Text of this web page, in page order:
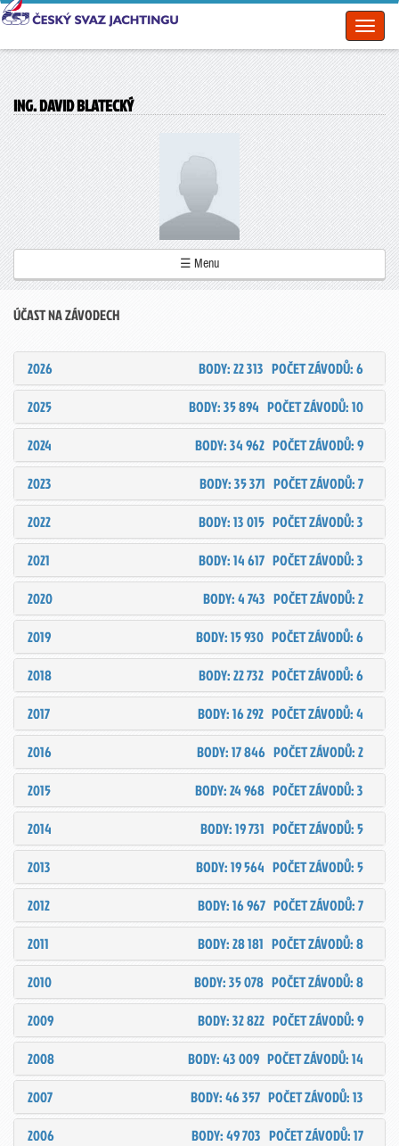
ING. DAVID BLATECKÝ
☰ Menu
ÚČAST NA ZÁVODECH
2026 POČET ZÁVODŮ: 6
BODY: 22 313
2025
POČET ZÁVODŮ: 10
BODY: 35 894
2024
POČET ZÁVODŮ: 9
BODY: 34 962
2023
POČET ZÁVODŮ: 7
BODY: 35 371
2022
POČET ZÁVODŮ: 3
BODY: 13 015
2021
POČET ZÁVODŮ: 3
BODY: 14 617
2020
POČET ZÁVODŮ: 2
BODY: 4 743
2019
POČET ZÁVODŮ: 6
BODY: 15 930
2018
POČET ZÁVODŮ: 6
BODY: 22 732
2017
POČET ZÁVODŮ: 4
BODY: 16 292
2016
POČET ZÁVODŮ: 2
BODY: 17 846
2015
POČET ZÁVODŮ: 3
BODY: 24 968
2014
POČET ZÁVODŮ: 5
BODY: 19 731
2013
POČET ZÁVODŮ: 5
BODY: 19 564
2012
POČET ZÁVODŮ: 7
BODY: 16 967
2011
POČET ZÁVODŮ: 8
BODY: 28 181
2010
POČET ZÁVODŮ: 8
BODY: 35 078
2009
POČET ZÁVODŮ: 9
BODY: 32 822
2008
POČET ZÁVODŮ: 14
BODY: 43 009
2007
POČET ZÁVODŮ: 13
BODY: 46 357
2006
POČET ZÁVODŮ: 17
BODY: 49 703